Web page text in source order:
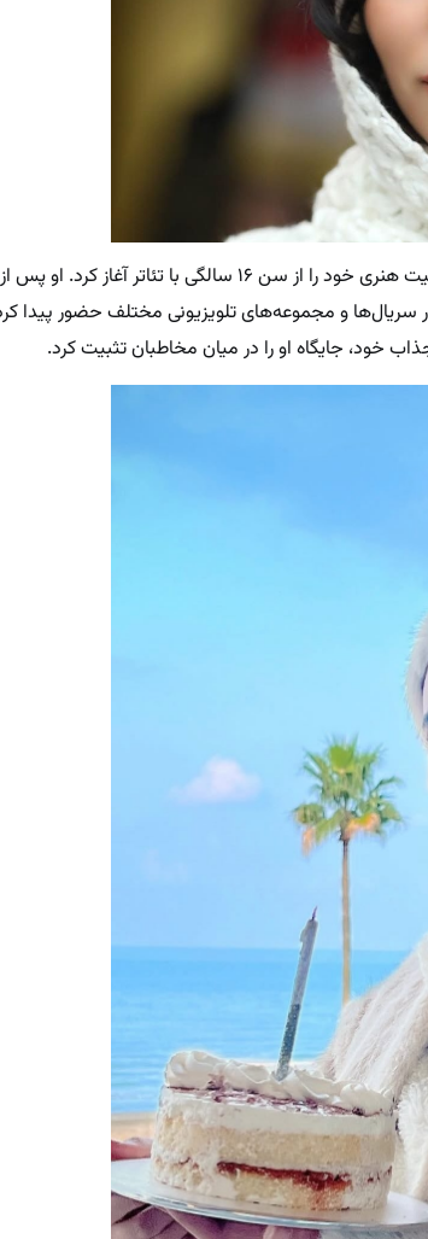
ستاره حسینی در ۱۶ آذر ۱۳۷۲ در تهران متولد شد و فعالیت هنری خود را از سن ۱۶ سالگی با
در سریال‌ها و مجموعه‌های تلویزیونی مختلف حضور پیدا
خود، جایگاه او را در میان مخاطبان تثبیت کرد.